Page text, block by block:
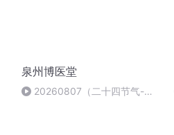
泉州博医堂
20260807（二十四节气-立